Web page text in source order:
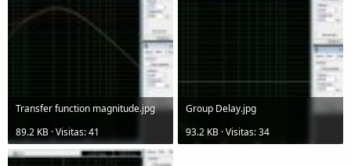
Transfer function magnitude.jpg
89.2 KB · Visitas: 41
Group Delay.jpg
93.2 KB · Visitas: 34